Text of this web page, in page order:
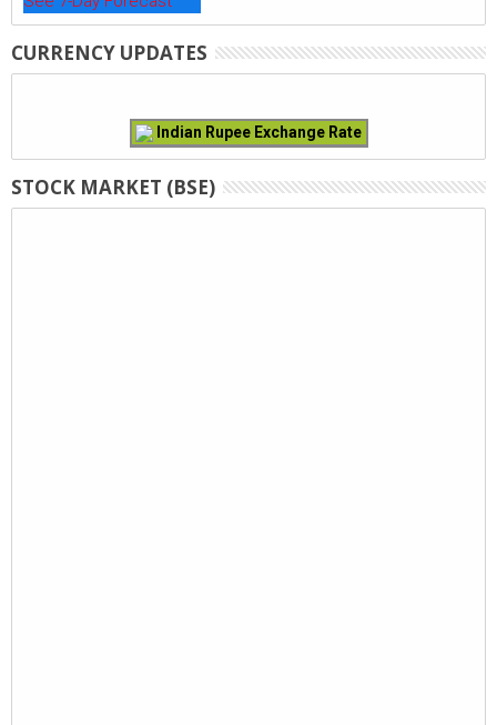
CURRENCY UPDATES
Indian Rupee Exchange Rate
STOCK MARKET (BSE)